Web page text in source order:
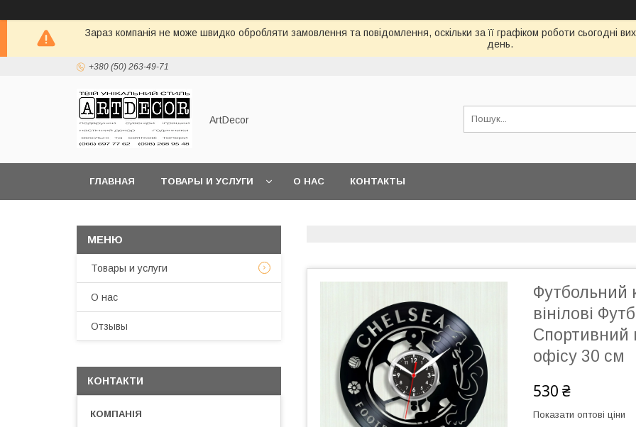
Зараз компанія не може швидко обробляти замовлення та повідомлення, оскільки за її графіком роботи сьогодні
день.
+380 (50) 263-49-71
ArtDecor
ГЛАВНАЯ ТОВАРЫ И УСЛУГИ О НАС КОНТАКТЫ
Футбольний
вінілові
Спортивний
офісу 30 см
530 ₴
Показати оптові ціни
Товары и услуги
О нас
Отзывы
КОНТАКТИ